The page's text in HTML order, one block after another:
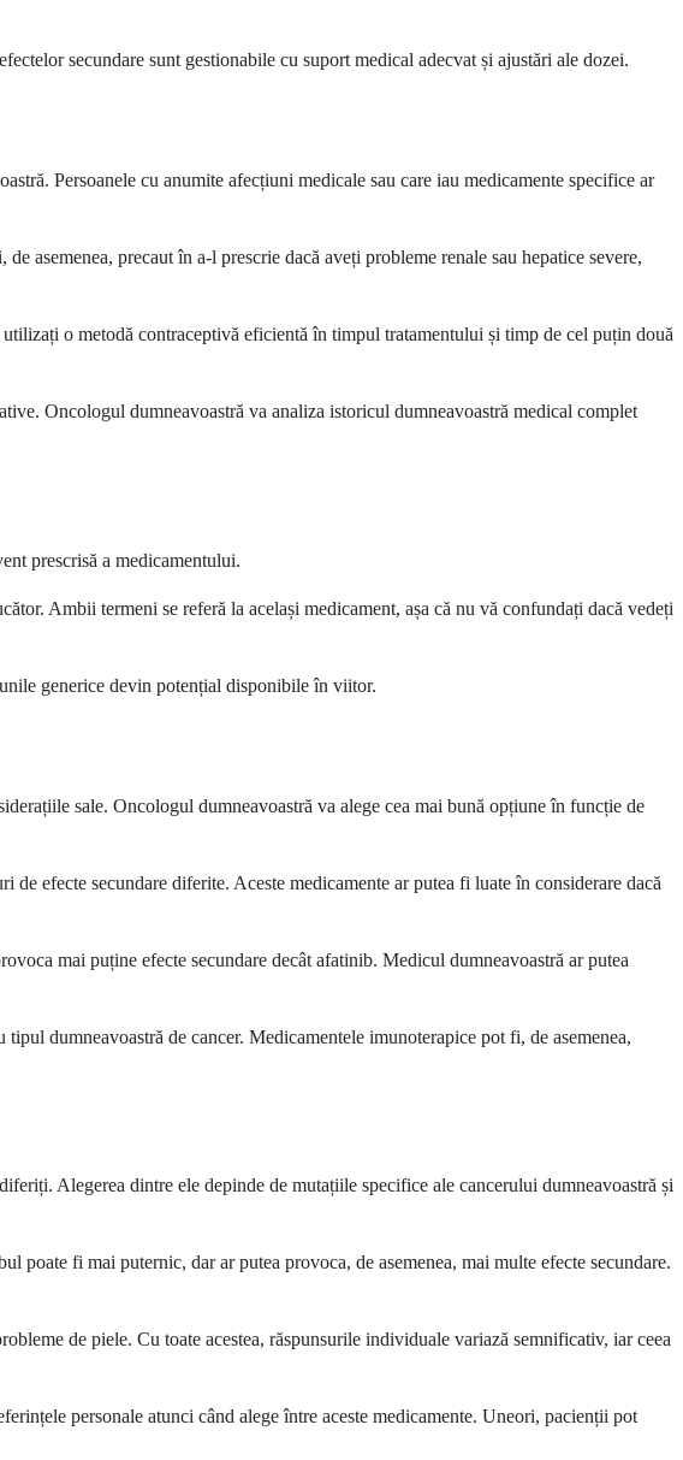
secundare sunt gestionabile cu suport medical adecvat și ajustări ale dozei.
Persoanele cu anumite afecțiuni medicale sau care iau medicamente specifice ar
asemenea, precaut în a-l prescrie dacă aveți probleme renale sau hepatice severe,
o metodă contraceptivă eficientă în timpul tratamentului și timp de cel puțin două
Oncologul dumneavoastră va analiza istoricul dumneavoastră medical complet
prescrisă a medicamentului.
Ambii termeni se referă la același medicament, așa că nu vă confundați dacă vedeți
generice devin potențial disponibile în viitor.
sale. Oncologul dumneavoastră va alege cea mai bună opțiune în funcție de
efecte secundare diferite. Aceste medicamente ar putea fi luate în considerare dacă
mai puține efecte secundare decât afatinib. Medicul dumneavoastră ar putea
dumneavoastră de cancer. Medicamentele imunoterapice pot fi, de asemenea,
Alegerea dintre ele depinde de mutațiile specifice ale cancerului dumneavoastră și
fi mai puternic, dar ar putea provoca, de asemenea, mai multe efecte secundare.
de piele. Cu toate acestea, răspunsurile individuale variază semnificativ, iar ceea
personale atunci când alege între aceste medicamente. Uneori, pacienții pot